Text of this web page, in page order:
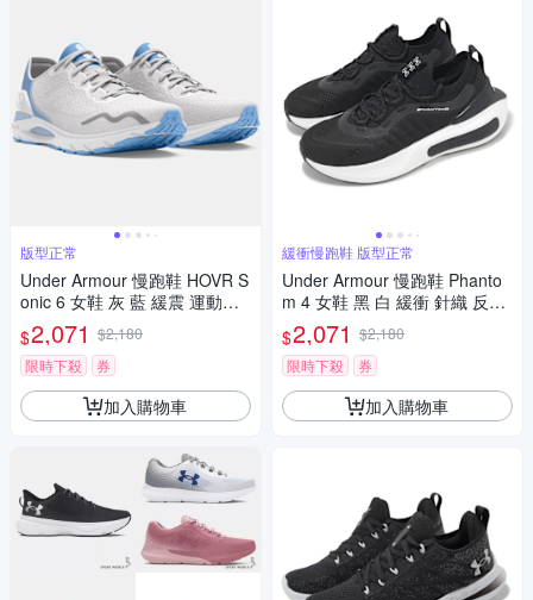
版型正常
Under Armour 慢跑鞋 HOVR S
onic 6 女鞋 灰 藍 緩震 運動鞋
UA 3026128107
$2,071 $2,180
限時下殺
券
加入購物車
緩衝慢跑鞋 版型正常
Under Armour 慢跑鞋 Phanto
m 4 女鞋 黑 白 緩衝 針織 反光
運動鞋 UA 3027594003
$2,071 $2,180
限時下殺
券
加入購物車